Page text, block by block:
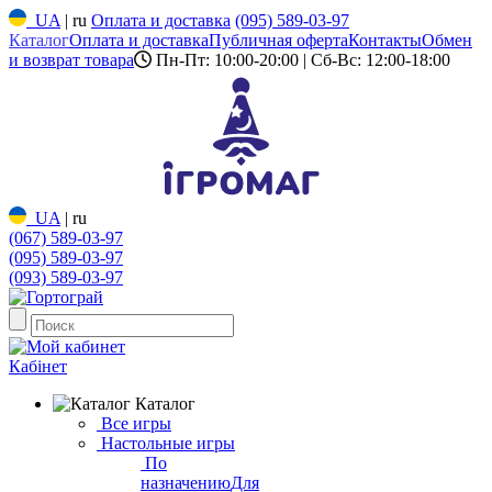
UA | ru Оплата и доставка (095) 589-03-97
КаталогОплата и доставкаПубличная офертаКонтактыОбмен
и возврат товара
Пн-Пт: 10:00-20:00 | Сб-Вс: 12:00-18:00
UA | ru
(067) 589-03-97
(095) 589-03-97
(093) 589-03-97
Кабінет
Каталог
Все игры
Настольные игры
По
назначениюДля